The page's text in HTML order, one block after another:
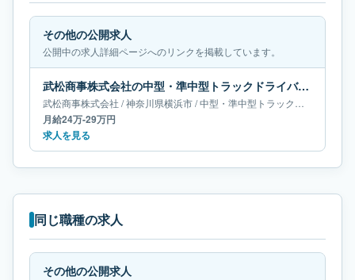
その他の公開求人
公開中の求人詳細ページへのリンクを掲載しています。
武松商事株式会社の中型・準中型トラックドライバー求人｜神奈川県横浜市｜月給24万-29万円
武松商事株式会社 /神奈川県横浜市/中型・準中型トラックドライバー
月給24万-29万円
求人を見る
同じ職種の求人
その他の公開求人